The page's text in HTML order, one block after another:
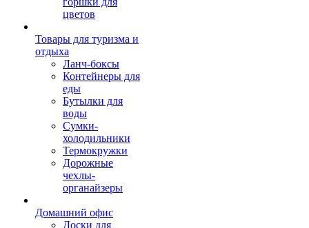
цветов
Товары для туризма и
отдыха
Ланч-боксы
Контейнеры для
еды
Бутылки для
воды
Сумки-
холодильники
Термокружки
Дорожные
чехлы-
органайзеры
Домашний офис
Доски для